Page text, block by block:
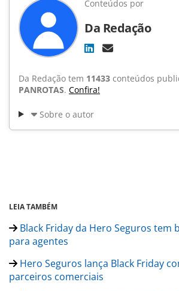
Conteúdos por
Da Redação
Da Redação tem 11433 conteúdos
PANROTAS. Confira!
Sobre o autor
LEIA TAMBÉM
Black Friday da Hero Seguros tem
para agentes
Hero Seguros lança Black Friday
parceiros comerciais